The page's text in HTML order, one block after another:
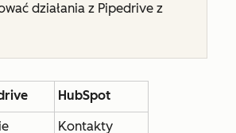
działania z Pipedrive z
HubSpot
Kontakty